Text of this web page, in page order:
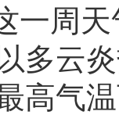
一周
多云
高气